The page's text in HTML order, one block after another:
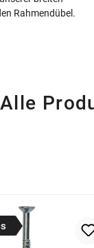
Rahmendübel.
Alle